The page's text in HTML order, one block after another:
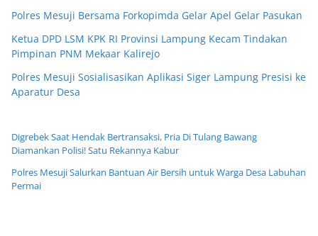
Polres Mesuji Bersama Forkopimda Gelar Apel Gelar Pasukan
Ketua DPD LSM KPK RI Provinsi Lampung Kecam Tindakan
Pimpinan PNM Mekaar Kalirejo
Polres Mesuji Sosialisasikan Aplikasi Siger Lampung Presisi ke
Aparatur Desa
Digrebek Saat Hendak Bertransaksi, Pria Di Tulang Bawang
Diamankan Polisi! Satu Rekannya Kabur
Polres Mesuji Salurkan Bantuan Air Bersih untuk Warga Desa Labuhan
Permai